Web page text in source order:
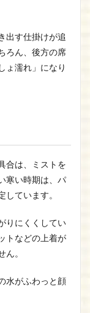
出す仕掛けが追
ろん、後方の席
ょ濡れ」になり
合は、ミストを
寒い時期は、パ
しています。
りにくくしてい
トなどの上着が
ん。
水がふわっと顔